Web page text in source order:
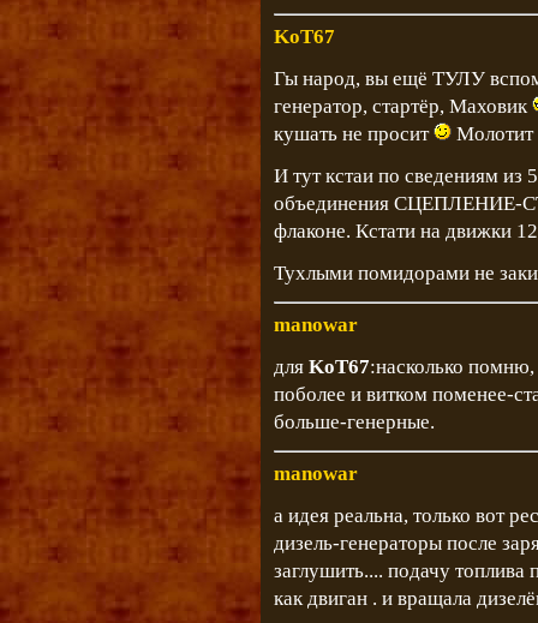
KoT67
Гы народ, вы ещё ТУЛУ
генератор, стартёр, Маховик
кушать не просит
Молотит
И тут кстаи по сведениям из
объединения
флаконе. Кстати на движки
Тухлыми помидорами не
manowar
для KoT67:насколько помню,
поболее и витком поменее-
больше-генерные.
manowar
а идея реальна, только вот
дизель-генераторы после
заглушить.... подачу топлива
как двиган . и вращала